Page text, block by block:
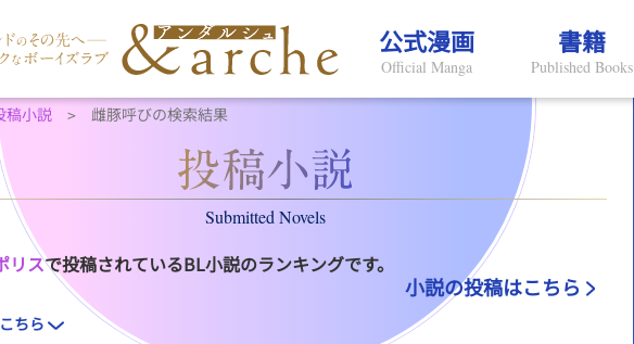
公式漫画
Official Manga
書籍
Published Books
稿小説 雌豚呼びの検索結果
Submitted Novels
リスで投稿されているBL小説のランキングです。
小説の投稿はこちら
ちら